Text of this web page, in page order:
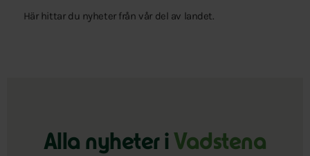
Här hittar du nyheter från vår del av landet.
Alla nyheter i Vadstena